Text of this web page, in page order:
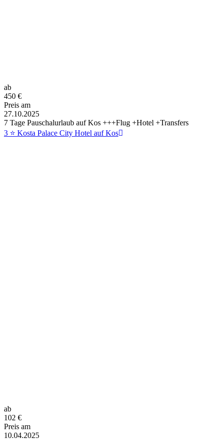
ab
450 €
Preis am
27.10.2025
7 Tage Pauschalurlaub auf Kos +++Flug +Hotel +Transfers
3 ⭐ Kosta Palace City Hotel auf Kos
ab
102 €
Preis am
10.04.2025